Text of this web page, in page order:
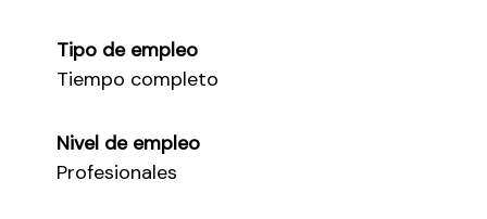
Tipo de empleo
Tiempo completo
Nivel de empleo
Profesionales